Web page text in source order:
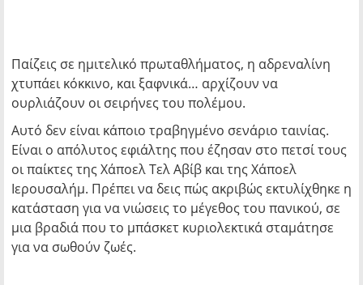
Παίζεις σε ημιτελικό πρωταθλήματος, η αδρεναλίνη
χτυπάει κόκκινο, και ξαφνικά… αρχίζουν να
ουρλιάζουν οι σειρήνες του πολέμου.
Αυτό δεν είναι κάποιο τραβηγμένο σενάριο ταινίας.
Είναι ο απόλυτος εφιάλτης που έζησαν στο πετσί τους
οι παίκτες της Χάποελ Τελ Αβίβ και της Χάποελ
Ιερουσαλήμ. Πρέπει να δεις πώς ακριβώς εκτυλίχθηκε η
κατάσταση για να νιώσεις το μέγεθος του πανικού, σε
μια βραδιά που το μπάσκετ κυριολεκτικά σταμάτησε
για να σωθούν ζωές.